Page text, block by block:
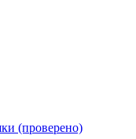
(проверено)